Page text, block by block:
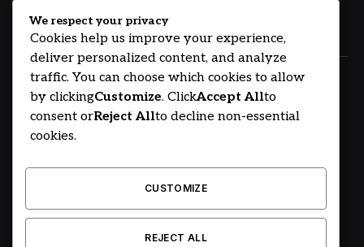
Inquietos 2026 coloca a nova geração
de empresários no centro da conversa
sobre negócios
3,112 Next
We respect your privacy
Cookies help us improve your experience,
deliver personalized content, and analyze
traffic. You can choose which cookies to allow
by clickingCustomize. ClickAccept Allto
consent orReject Allto decline non-essential
cookies.
CUSTOMIZE
REJECT ALL